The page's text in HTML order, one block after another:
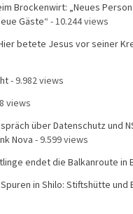
Brockenwirt: „Neues
Gäste“ - 10.244 views
betete Jesus vor seiner
- 9.982 views
views
über Datenschutz und
Nova - 9.599 views
endet die Balkanroute in
in Shilo: Stiftshütte und